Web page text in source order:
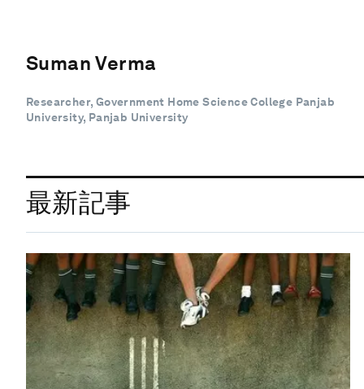
Suman Verma
Researcher, Government Home Science College Panjab
University, Panjab University
最新記事